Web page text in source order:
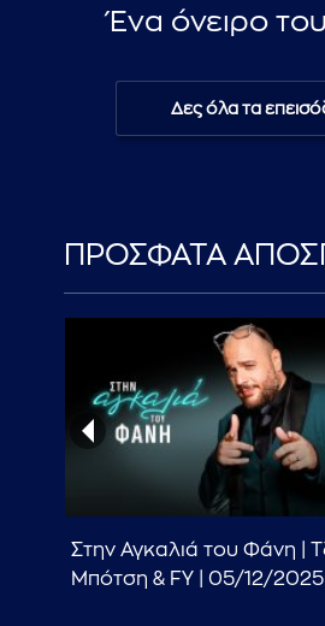
Ένα όνειρο
Δες όλα τα
ΠΡΟΣΦΑΤΑ
Στην Αγκαλιά του Φάνη |
Μπότση & FY | 05/12/2025